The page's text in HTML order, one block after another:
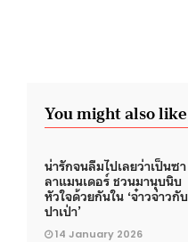
You might also like
น่ารักจนลืมไปเลยว่าเป็นซา
ลาแมนเดอร์ ชวนมานุบนิบ
หัวใจด้วยกันใน ‘จ๋าวจ่าวกับ
ปาเป่า’
14 January 2026